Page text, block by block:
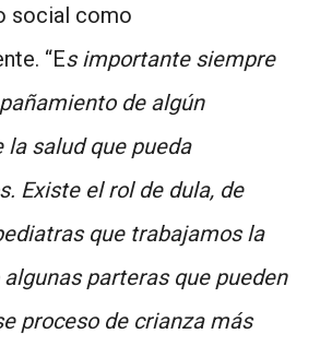
social como
“Es importante siempre
de algún
la salud que pueda
Existe el rol de dula, de
que trabajamos la
parteras que pueden
proceso de crianza más